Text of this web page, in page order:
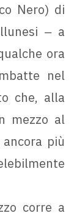
Nero) di
‒ a
ora
nel
che, alla
mezzo al
più
corre a